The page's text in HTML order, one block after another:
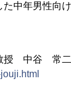
中年男性向
授 中谷 常